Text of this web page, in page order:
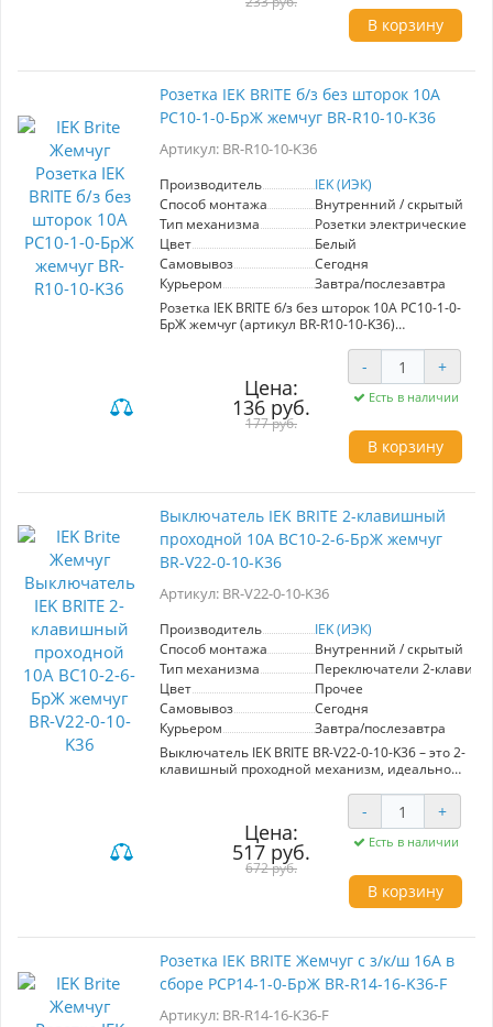
надежность в эксплуатации, что делает его
практичным решением как для жилых, так и
придаст вашему интерьеру элегантность и
стиль, а широкая цветовая палитра линии
"BRITE" дает возможность легко интегрировать
изделие в любой проект. Выключатель имеет
делает его универсальным для различных
гарантирует долговечность и безопасность,
что делает этот выключатель обязательным
элементом вашего электрического
оборудования.
В корзину
Розетка IEK BRITE б/з без шторок 10А
РС10-1-0-БрЖ жемчуг BR-R10-10-K36
Артикул: BR-R10-10-K36
Производитель
IEK (ИЭК)
Способ монтажа
Внутренний / скрытый
Тип механизма
Розетки электрические
Цвет
Белый
Самовывоз
Сегодня
Курьером
Завтра/послезавтра
Розетка IEK BRITE б/з без шторок 10А РС10-1-0-
БрЖ жемчуг (артикул BR-R10-10-K36)
электроприборов в помещениях.
Изготавливается из высококачественного
пластика, что обеспечивает долговечность и
устойчивость к механическим повреждениям.
Ключевые характеристики: - Номинальный
ток: 10А - Цвет: жемчуг - Без шторок: удобство в
использовании - Степень защиты: IP20 (для
Современный и стильный дизайн, который
гармонично впишется в любой интерьер. -
Простота установки и эксплуатации. - Высокая
надежность благодаря качественным
материалам и продуманной конструкции.
Розетка IEK BRITE – идеальный выбор для
создания безопасной и комфортной
электрической сети в вашем доме или офисе.
Цена:
136 руб.
177 руб.
- +
Есть в наличии
В корзину
Выключатель IEK BRITE 2-клавишный
проходной 10А ВС10-2-6-БрЖ жемчуг
BR-V22-0-10-K36
Артикул: BR-V22-0-10-K36
Производитель
IEK (ИЭК)
Способ монтажа
Внутренний / скрытый
Тип механизма
Переключатели 2-
Цвет
Прочее
Самовывоз
Сегодня
Курьером
Завтра/послезавтра
Выключатель IEK BRITE BR-V22-0-10-K36 – это 2-
клавишный проходной механизм, идеально
функциональность. С номинальным током 10А
и выполненный в жемчужном цвете, данный
выключатель станет стильным дополнением
любого интерьера. Серия BRITE выделяется
использованием материалов премиум-класса,
что обеспечивает надежность и
долговечность в эксплуатации.
Продукция IEK отличается высоким качеством
выбором как для новых строительных
проектов, так и для ремонта. Кроме того,
ассортимент изделий помогут создать
Цена:
517 руб.
672 руб.
- +
Есть в наличии
В корзину
Розетка IEK BRITE Жемчуг с з/к/ш 16А в
сборе РСР14-1-0-БрЖ BR-R14-16-K36-F
Артикул: BR-R14-16-K36-F